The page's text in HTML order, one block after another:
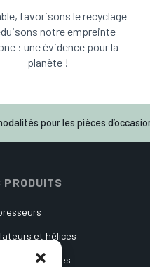
favorisons le recyclage
notre empreinte
: une évidence pour la
planète !
pour les pièces
PRODUITS
et hélices
électroniques